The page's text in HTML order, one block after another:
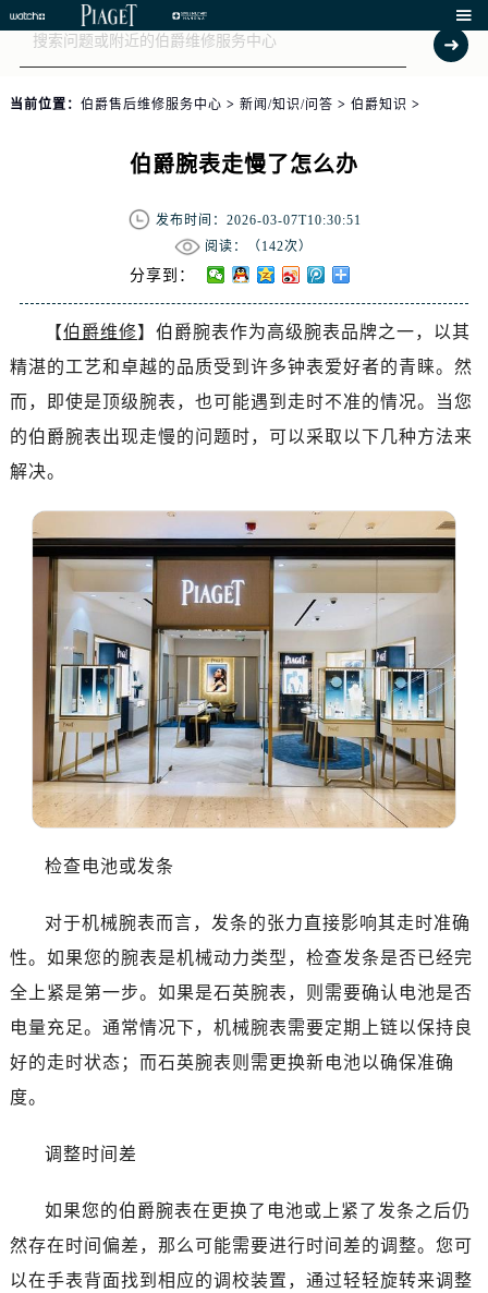

当前位置： 伯爵售后维修服务中心 > 新闻/知识/问答 > 伯爵知识 >
伯爵腕表走慢了怎么办
发布时间：2026-03-07T10:30:51
阅读：（142次）
分享到：
【伯爵维修】伯爵腕表作为高级腕表品牌之一，以其
精湛的工艺和卓越的品质受到许多钟表爱好者的青睐。然
而，即使是顶级腕表，也可能遇到走时不准的情况。当您
的伯爵腕表出现走慢的问题时，可以采取以下几种方法来
解决。
检查电池或发条
对于机械腕表而言，发条的张力直接影响其走时准确
性。如果您的腕表是机械动力类型，检查发条是否已经完
全上紧是第一步。如果是石英腕表，则需要确认电池是否
电量充足。通常情况下，机械腕表需要定期上链以保持良
好的走时状态；而石英腕表则需更换新电池以确保准确
度。
调整时间差
如果您的伯爵腕表在更换了电池或上紧了发条之后仍
然存在时间偏差，那么可能需要进行时间差的调整。您可
以在手表背面找到相应的调校装置，通过轻轻旋转来调整